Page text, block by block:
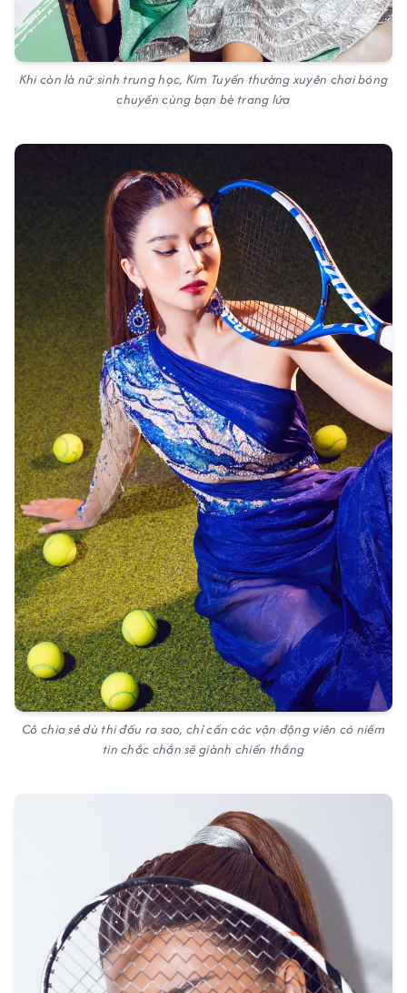
Khi còn là nữ sinh trung học, Kim Tuyến thường xuyên chơi bóng
chuyền cùng bạn bè trang lứa
Cô chia sẻ dù thi đấu ra sao, chỉ cần các vận động viên có niềm
tin chắc chắn sẽ giành chiến thắng